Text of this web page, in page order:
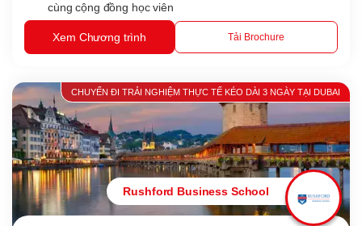
cùng cộng đồng học viên
Tải Brochure
Xem Chương trình
CHUYẾN ĐI TRẢI NGHIỆM THỰC TẾ KÉO DÀI 3 NGÀY TẠI DUBAI
Rushford Business School